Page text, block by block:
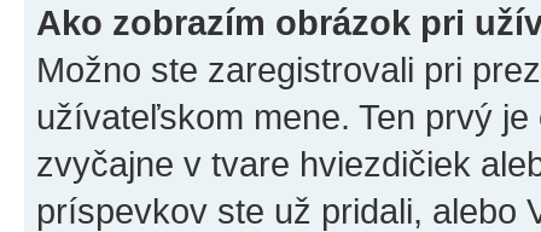
Ako zobrazím obrázok pri
Možno ste zaregistrovali pri
užívateľskom mene. Ten prvý
zvyčajne v tvare hviezdičiek
príspevkov ste už pridali, alebo